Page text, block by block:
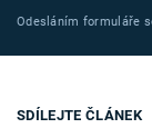
Odesláním formuláře
SDÍLEJTE ČLÁNEK